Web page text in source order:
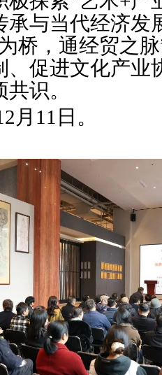
承与当代经济发
桥，通经贸之
、促进文化产业
识。
月11日 。